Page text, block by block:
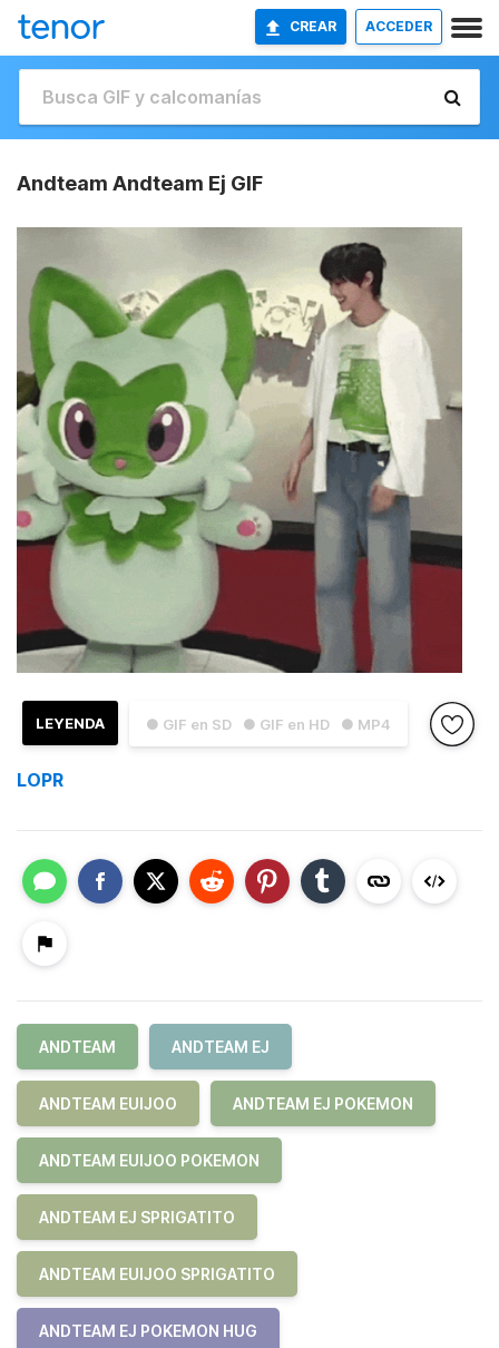
CREAR ACCEDER
Andteam Andteam Ej GIF
● GIF en SD ● GIF en HD ● MP4
LEYENDA
LOPR
ANDTEAM ANDTEAM EJ
ANDTEAM EUIJOO ANDTEAM EJ POKEMON
ANDTEAM EUIJOO POKEMON
ANDTEAM EJ SPRIGATITO
ANDTEAM EUIJOO SPRIGATITO
ANDTEAM EJ POKEMON HUG